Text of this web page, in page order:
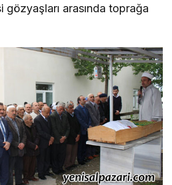
gözyaşları arasında toprağa